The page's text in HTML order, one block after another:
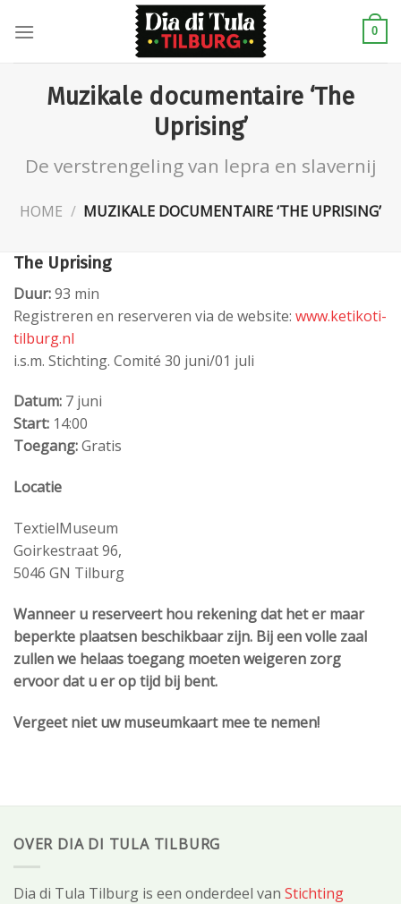
0
Muzikale documentaire ‘The
Uprising’
De verstrengeling van lepra en slavernij
HOME / MUZIKALE DOCUMENTAIRE ‘THE UPRISING’
The Uprising
Duur:93 min
Registreren en reserveren via de website: www.ketikoti-
tilburg.nl
i.s.m. Stichting. Comité 30 juni/01 juli
Datum: 7 juni
Start: 14:00
Toegang:Gratis
Locatie
TextielMuseum
Goirkestraat 96,
5046 GN Tilburg
Wanneer u reserveert hou rekening dat het er maar
beperkte plaatsen beschikbaar zijn. Bij een volle zaal
zullen we helaas toegang moeten weigeren zorg
ervoor dat u er op tijd bij bent.
Vergeet niet uw museumkaart mee te nemen!
OVER DIA DI TULA TILBURG
Dia di Tula Tilburg is een onderdeel van Stichting